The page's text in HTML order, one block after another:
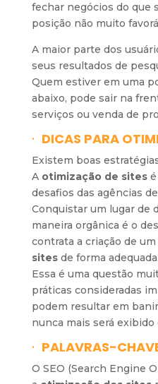
fechar negócios do que
posição não muito
A maior parte dos
seus resultados de
Quem estiver em uma
abaixo, pode sair na
serviços ou venda de
· DICAS PARA
Existem boas
A otimização de sitesé
desafios das agências
Conquistar um lugar de
maneira orgânica é o
contrata a criação de um
sitesde forma
Essa é uma questão
práticas consideradas
podem resultar em
nunca mais será exibido
· PALAVRAS-
O SEO (Search Engine